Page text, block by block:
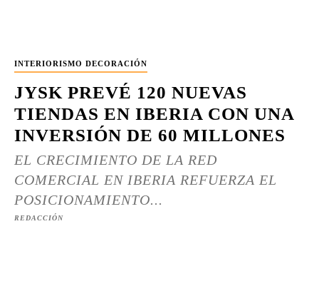
INTERIORISMO DECORACIÓN
JYSK PREVÉ 120 NUEVAS
TIENDAS EN IBERIA CON UNA
INVERSIÓN DE 60 MILLONES
EL CRECIMIENTO DE LA RED
COMERCIAL EN IBERIA REFUERZA EL
POSICIONAMIENTO...
REDACCIÓN